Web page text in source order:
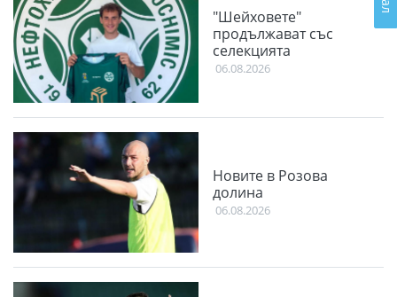
"Шейховете"
продължават със
селекцията
06.08.2026
Новите в Розова
долина
06.08.2026